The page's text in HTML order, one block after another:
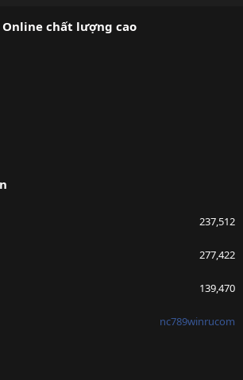
Online chất lượng cao
237,512
277,422
139,470
nc789winrucom